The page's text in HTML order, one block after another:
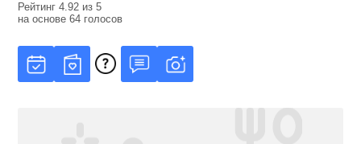
Рейтинг4.92 из5
на основе64 голосов